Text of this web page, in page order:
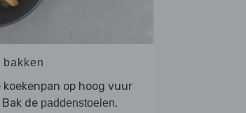
op hoog vuur
de paddenstoelen,